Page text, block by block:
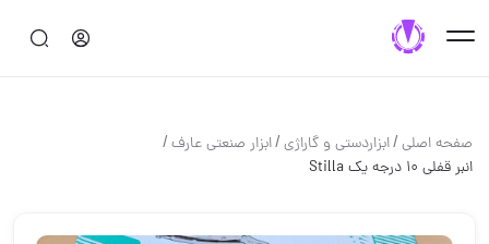
صفحه اصلی/ابزاردستی و گاراژی/ابزار صنعتی عارف/
انبر قفلی ۱۰ درجه یک Stilla